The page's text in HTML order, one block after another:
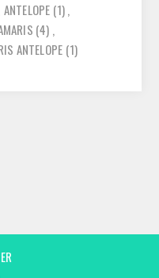
ANTELOPE (1),
(4) ,
ANTELOPE (1)